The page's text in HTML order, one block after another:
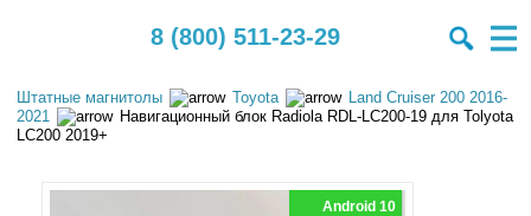
8 (800) 511-23-29
Штатные магнитолы Toyota
Land Cruiser 200 2016-
2021
Навигационный блок Radiola RDL-LС200-19 для Tolyota
LC200 2019+
Android 10